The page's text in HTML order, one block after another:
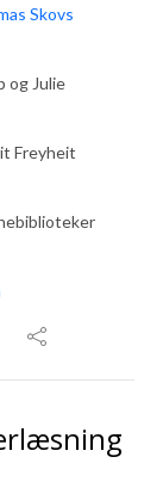
Skovs
og Julie
Freyheit